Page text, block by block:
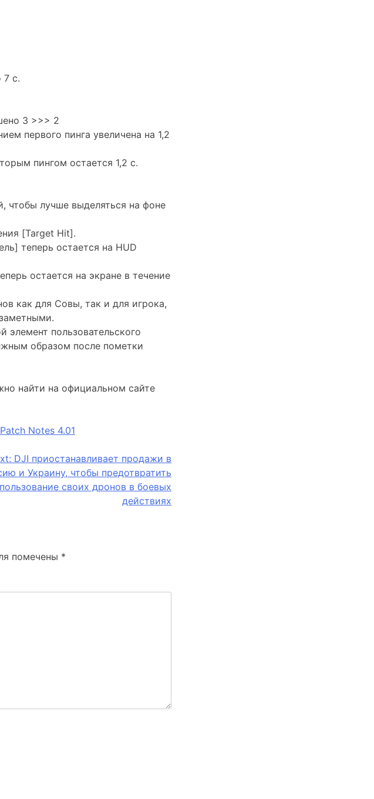
7 с.
3 >>> 2
первого пинга увеличена на 1,2
пингом остается 1,2 с.
чтобы лучше выделяться на фоне
[Target Hit].
теперь остается на HUD
остается на экране в течение
как для Совы, так и для игрока,
элемент пользовательского
образом после пометки
найти на официальном сайте
Notes 4.01
DJI приостанавливает продажи в
и Украину, чтобы предотвратить
своих дронов в боевых
действиях
помечены *